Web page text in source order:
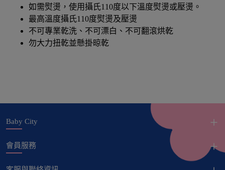
如需熨燙，使用攝氏110度以下溫度熨燙或壓燙。
最高溫度攝氏110度熨燙及壓燙
不可專業乾洗、不可漂白、不可翻滾烘乾
勿大力扭乾並懸掛晾乾
Baby City
會員服務